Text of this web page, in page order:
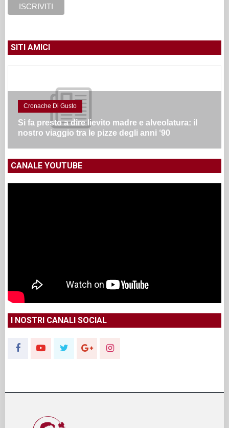
SITI AMICI
Cronache Di Gusto
Si fa presto a dire lievito madre e alveolatura: il
nostro viaggio tra le pizze degli anni ‘90
CANALE YOUTUBE
I NOSTRI CANALI SOCIAL